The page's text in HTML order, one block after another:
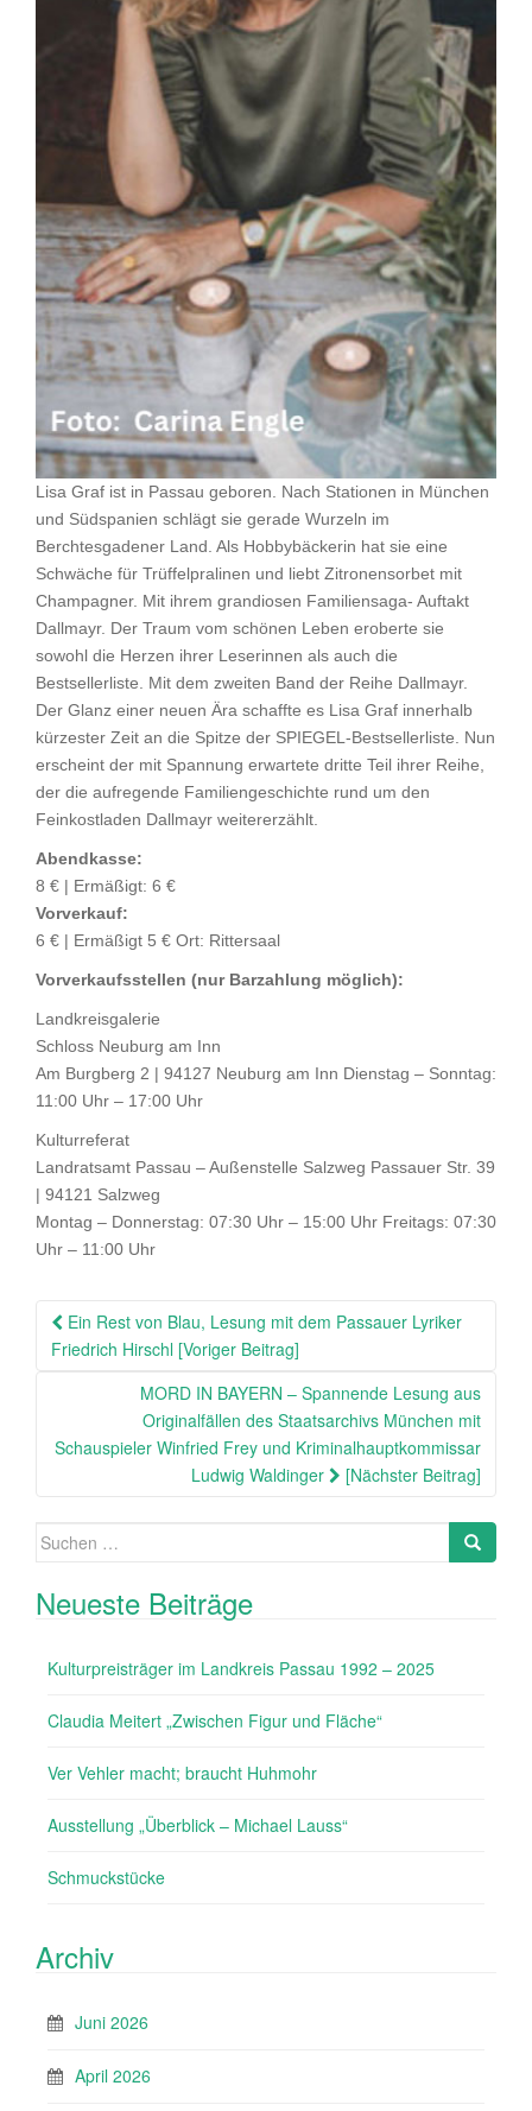
Lisa Graf ist in Passau geboren. Nach Stationen in München
und Südspanien schlägt sie gerade Wurzeln im
Berchtesgadener Land. Als Hobbybäckerin hat sie eine
Schwäche für Trüffelpralinen und liebt Zitronensorbet mit
Champagner. Mit ihrem grandiosen Familiensaga- Auftakt
Dallmayr. Der Traum vom schönen Leben eroberte sie
sowohl die Herzen ihrer Leserinnen als auch die
Bestsellerliste. Mit dem zweiten Band der Reihe Dallmayr.
Der Glanz einer neuen Ära schaffte es Lisa Graf innerhalb
kürzester Zeit an die Spitze der SPIEGEL-Bestsellerliste. Nun
erscheint der mit Spannung erwartete dritte Teil ihrer Reihe,
der die aufregende Familiengeschichte rund um den
Feinkostladen Dallmayr weitererzählt.
Abendkasse:
8 € | Ermäßigt: 6 €
Vorverkauf:
6 € | Ermäßigt 5 € Ort: Rittersaal
Vorverkaufsstellen (nur Barzahlung möglich):
Landkreisgalerie
Schloss Neuburg am Inn
Am Burgberg 2 | 94127 Neuburg am Inn Dienstag – Sonntag:
11:00 Uhr – 17:00 Uhr
Kulturreferat
Landratsamt Passau – Außenstelle Salzweg Passauer Str. 39
| 94121 Salzweg
Montag – Donnerstag: 07:30 Uhr – 15:00 Uhr Freitags: 07:30
Uhr – 11:00 Uhr
Beitragsnavigation
Ein Rest von Blau, Lesung mit dem Passauer Lyriker
Friedrich Hirschl [Voriger Beitrag]
MORD IN BAYERN – Spannende Lesung aus
Originalfällen des Staatsarchivs München mit
Schauspieler Winfried Frey und Kriminalhauptkommissar
Ludwig Waldinger
[Nächster Beitrag]
Suche
Search
Neueste Beiträge
Kulturpreisträger im Landkreis Passau 1992 – 2025
Claudia Meitert „Zwischen Figur und Fläche“
Ver Vehler macht; braucht Huhmohr
Ausstellung „Überblick – Michael Lauss“
Schmuckstücke
Archiv
Juni 2026
April 2026